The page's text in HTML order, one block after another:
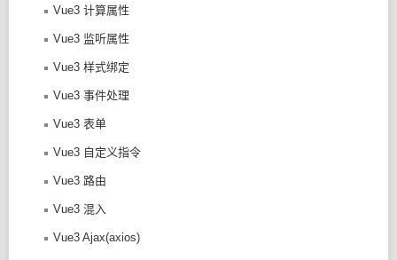
Vue3 计算属性
Vue3 监听属性
Vue3 样式绑定
Vue3 事件处理
Vue3 表单
Vue3 自定义指令
Vue3 路由
Vue3 混入
Vue3 Ajax(axios)